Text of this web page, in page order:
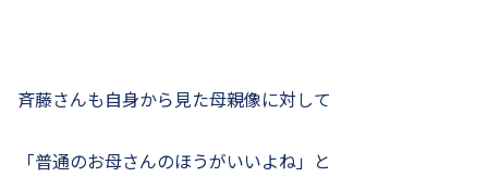
斉藤さんも自身から見た母親像に対して
「普通のお母さんのほうがいいよね」と